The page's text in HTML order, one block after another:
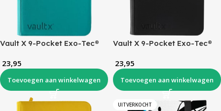
Vault X 9-Pocket Exo-Tec®
23,95
Toevoegen aan winkelwagen
Vault X 9-Pocket Exo-Tec®
23,95
Toevoegen aan winkelwagen
UITVERKOCHT